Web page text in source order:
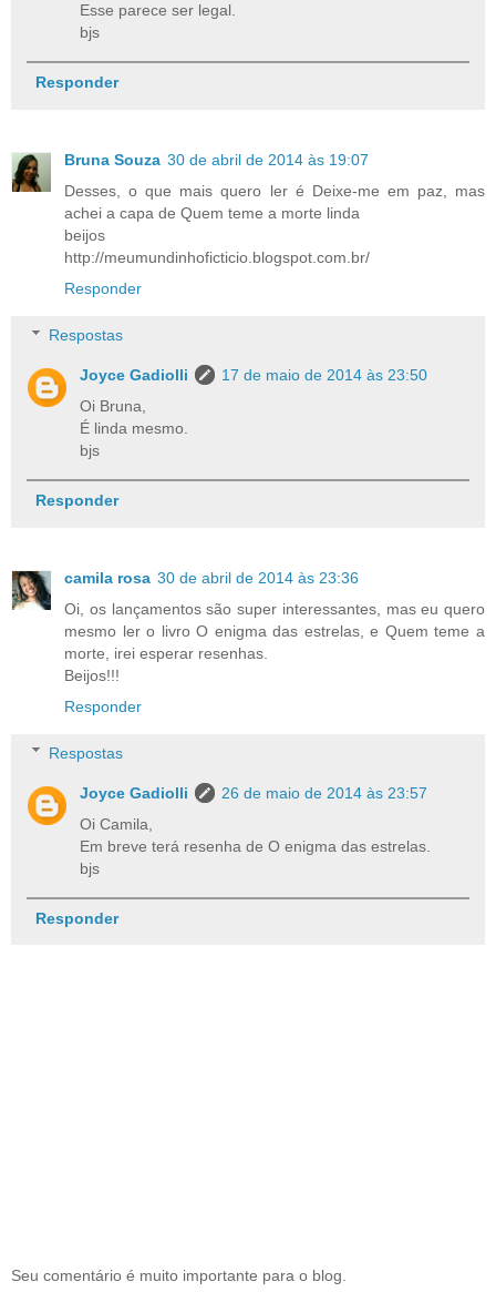
Esse parece ser legal.
bjs
Responder
Bruna Souza 30 de abril de 2014 às 19:07
Desses, o que mais quero ler é Deixe-me em paz, mas
achei a capa de Quem teme a morte linda
beijos
http://meumundinhoficticio.blogspot.com.br/
Responder
Respostas
Joyce Gadiolli
17 de maio de 2014 às 23:50
Oi Bruna,
É linda mesmo.
bjs
Responder
camila rosa 30 de abril de 2014 às 23:36
Oi, os lançamentos são super interessantes, mas eu quero
mesmo ler o livro O enigma das estrelas, e Quem teme a
morte, irei esperar resenhas.
Beijos!!!
Responder
Respostas
Joyce Gadiolli
26 de maio de 2014 às 23:57
Oi Camila,
Em breve terá resenha de O enigma das estrelas.
bjs
Responder
Seu comentário é muito importante para o blog.